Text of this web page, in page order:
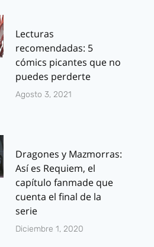
Lecturas
recomendadas: 5
cómics picantes que no
puedes perderte
Agosto 3, 2021
Dragones y Mazmorras:
Así es Requiem, el
capítulo fanmade que
cuenta el final de la
serie
Diciembre 1, 2020